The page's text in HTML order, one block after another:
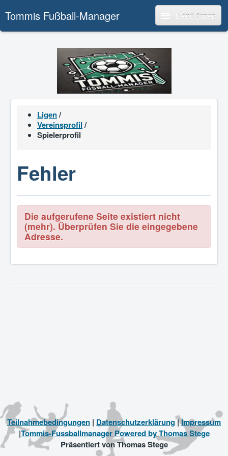
Tommis Fußball-Manager Menü öffnen
Ligen/
Vereinsprofil /
Spielerprofil
Fehler
Die aufgerufene Seite existiert nicht
(mehr). Überprüfen Sie die eingegebene
Adresse.
Teilnahmebedingungen | Datenschutzerklärung|Impressum
|Tommis-Fussballmanager Powered by Thomas Stege
Präsentiert von Thomas Stege